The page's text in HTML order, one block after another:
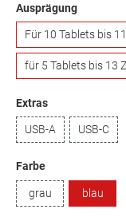
Ausprägung
Für 10 Tablets bis 11
für 5 Tablets bis 13
Extras
USB-A
USB-C
Farbe
grau
blau